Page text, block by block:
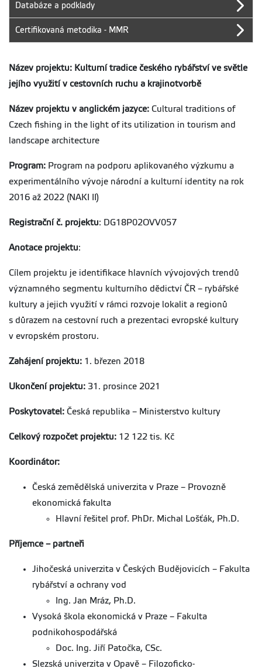
Databáze a podklady
Certifikovaná metodika - MMR
Název projektu: Kulturní tradice českého rybářství ve světle
jejího využití v cestovních ruchu a krajinotvorbě
Název projektu v anglickém jazyce: Cultural traditions of
Czech fishing in the light of its utilization in tourism and
landscape architecture
Program: Program na podporu aplikovaného výzkumu a
experimentálního vývoje národní a kulturní identity na rok
2016 až 2022 (NAKI II)
Registrační č. projektu: DG18P02OVV057
Anotace projektu:
Cílem projektu je identifikace hlavních vývojových trendů
významného segmentu kulturního dědictví ČR – rybářské
kultury a jejich využití v rámci rozvoje lokalit a regionů
s důrazem na cestovní ruch a prezentaci evropské kultury
v evropském prostoru.
Zahájení projektu: 1. březen 2018
Ukončení projektu: 31. prosince 2021
Poskytovatel: Česká republika – Ministerstvo kultury
Celkový rozpočet projektu: 12 122 tis. Kč
Koordinátor:
Česká zemědělská univerzita v Praze – Provozně
ekonomická fakulta
Hlavní řešitel prof. PhDr. Michal Lošťák, Ph.D.
Příjemce – partneři
Jihočeská univerzita v Českých Budějovicích – Fakulta
rybářství a ochrany vod
Ing. Jan Mráz, Ph.D.
Vysoká škola ekonomická v Praze – Fakulta
podnikohospodářská
Doc. Ing. Jiří Patočka, CSc.
Slezská univerzita v Opavě – Filozoficko-